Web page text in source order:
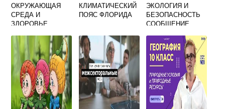
ОКРУЖАЮЩАЯ
СРЕДА И
ЗДОРОВЬЕ
КОНСПЕКТ
КЛИМАТИЧЕСКИЙ
ПОЯС ФЛОРИДА
ЭКОЛОГИЯ И
БЕЗОПАСНОСТЬ
СООБЩЕНИЕ